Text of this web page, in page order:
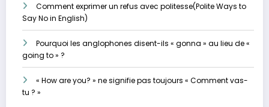
Comment exprimer un refus avec politesse(Polite Ways to
Say No in English)
Pourquoi les anglophones disent-ils « gonna » au lieu de «
going to » ?
« How are you? » ne signifie pas toujours « Comment vas-
tu ? »